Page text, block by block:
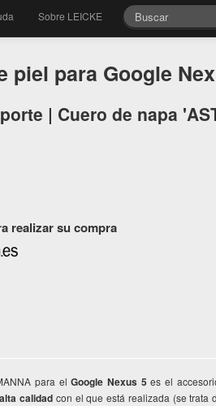
Sobre LEICKE
piel para Google
| Cuero de napa
realizar su compra
para elGoogle Nexus 5 es el
calidad con el que está realizada (se trata